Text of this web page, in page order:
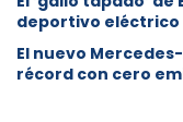
deportivo eléctrico
El nuevo
récord con cero